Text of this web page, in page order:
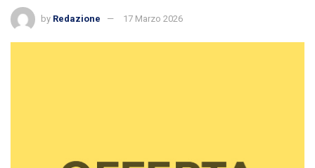
by Redazione 17 Marzo 2026